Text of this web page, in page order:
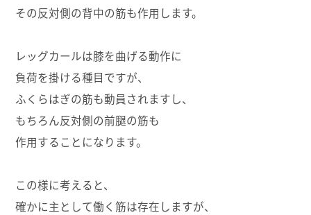
その反対側の背中の筋も作用します。
レッグカールは膝を曲げる動作に
負荷を掛ける種目ですが、
ふくらはぎの筋も動員されますし、
もちろん反対側の前腿の筋も
作用することになります。
この様に考えると、
確かに主として働く筋は存在しますが、